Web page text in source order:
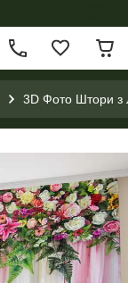
3D Фото Штори з